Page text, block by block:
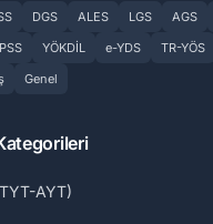
DGS ALES LGS AGS
YÖKDİL e-YDS TR-YÖS
Genel
AYT)